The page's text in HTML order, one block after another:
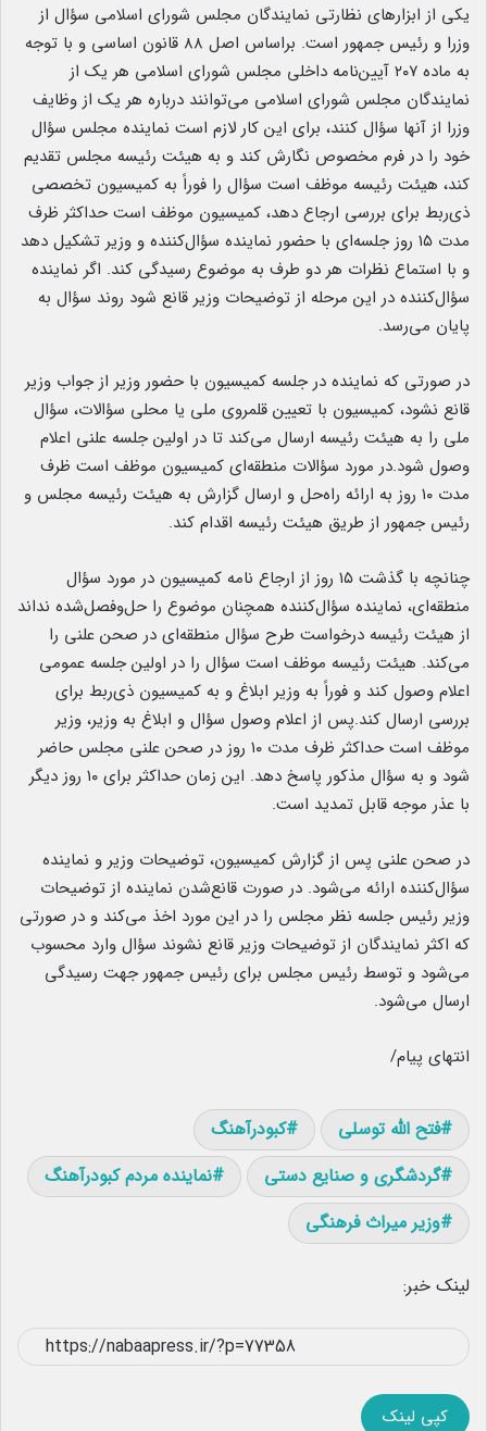
یکی از ابزارهای نظارتی نمایندگان مجلس شورای اسلامی سؤال از
وزرا و رئیس جمهور است. براساس اصل ۸۸ قانون اساسی و با توجه
به ماده ۲۰۷ آیین‌نامه داخلی مجلس شورای اسلامی هر یک از
نمایندگان مجلس شورای اسلامی می‌توانند درباره هر یک از وظایف
وزرا از آنها سؤال کنند، برای این کار لازم است نماینده مجلس سؤال
خود را در فرم مخصوص نگارش کند و به هیئت رئیسه مجلس تقدیم
کند، هیئت رئیسه موظف است سؤال را فوراً به کمیسیون تخصصی
ذی‌ربط برای بررسی ارجاع دهد، کمیسیون موظف است حداکثر ظرف
مدت ۱۵ روز جلسه‌ای با حضور نماینده سؤال‌کننده و وزیر تشکیل دهد
و با استماع نظرات هر دو طرف به موضوع رسیدگی کند. اگر نماینده
سؤال‌کننده در این مرحله از توضیحات وزیر قانع شود روند سؤال به
پایان می‌رسد.
در صورتی که نماینده در جلسه کمیسیون با حضور وزیر از جواب وزیر
قانع نشود، کمیسیون با تعیین قلمروی ملی یا محلی سؤالات، سؤال
ملی را به هیئت رئیسه ارسال می‌کند تا در اولین جلسه علنی اعلام
وصول شود.در مورد سؤالات منطقه‌ای کمیسیون موظف است ظرف
مدت ۱۰ روز به ارائه راه‌حل و ارسال گزارش به هیئت رئیسه مجلس و
رئیس جمهور از طریق هیئت رئیسه اقدام کند.
چنانچه با گذشت ۱۵ روز از ارجاع نامه کمیسیون در مورد سؤال
منطقه‌ای، نماینده سؤال‌کننده همچنان موضوع را حل‌وفصل‌شده نداند
از هیئت رئیسه درخواست طرح سؤال منطقه‌ای در صحن علنی را
می‌کند. هیئت رئیسه موظف است سؤال را در اولین جلسه عمومی
اعلام وصول کند و فوراً به وزیر ابلاغ و به کمیسیون ذی‌ربط برای
بررسی ارسال کند.پس از اعلام وصول سؤال و ابلاغ به وزیر، وزیر
موظف است حداکثر ظرف مدت ۱۰ روز در صحن علنی مجلس حاضر
شود و به سؤال مذکور پاسخ دهد. این زمان حداکثر برای ۱۰ روز دیگر
با عذر موجه قابل تمدید است.
در صحن علنی پس از گزارش کمیسیون، توضیحات وزیر و نماینده
سؤال‌کننده ارائه می‌شود. در صورت قانع‌شدن نماینده از توضیحات
وزیر رئیس جلسه نظر مجلس را در این مورد اخذ می‌کند و در صورتی
که اکثر نمایندگان از توضیحات وزیر قانع نشوند سؤال وارد محسوب
می‌شود و توسط رئیس مجلس برای رئیس جمهور جهت رسیدگی
ارسال می‌شود.
انتهای پیام/
فتح الله توسلی
کبودرآهنگ
گردشگری و صنایع دستی
نماینده مردم کبودرآهنگ
وزیر میراث فرهنگی
لینک خبر:
کپی لینک